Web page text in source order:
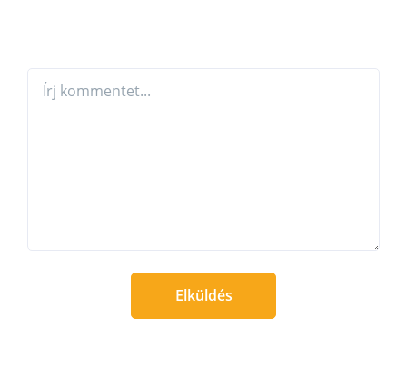
Elküldés